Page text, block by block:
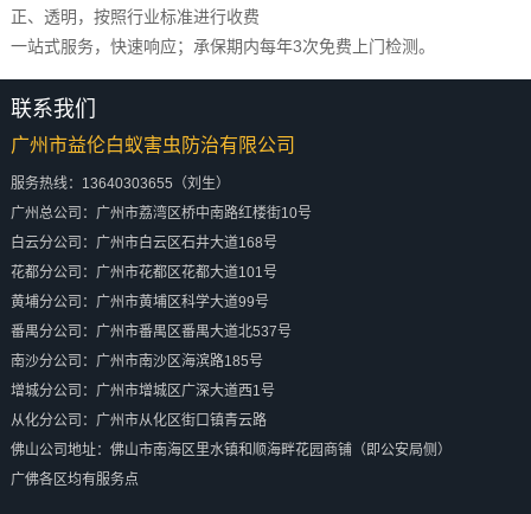
正、透明，按照行业标准进行收费
一站式服务，快速响应；承保期内每年3次免费上门检测。
联系我们
广州市益伦白蚁害虫防治有限公司
服务热线：13640303655（刘生）
广州总公司：广州市荔湾区桥中南路红楼街10号
白云分公司：广州市白云区石井大道168号
花都分公司：广州市花都区花都大道101号
黄埔分公司：广州市黄埔区科学大道99号
番禺分公司：广州市番禺区番禺大道北537号
南沙分公司：广州市南沙区海滨路185号
增城分公司：广州市增城区广深大道西1号
从化分公司：广州市从化区街口镇青云路
佛山公司地址：佛山市南海区里水镇和顺海畔花园商铺（即公安局侧）
广佛各区均有服务点